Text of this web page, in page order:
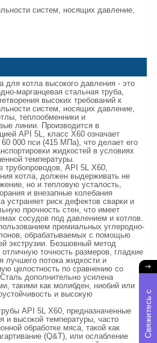
систем, носящих давление,
для котла высокого давления - это
марганцевая стальная труба,
высоких требований к
систем, носящих давление,
теплообменники и
линии. Производится в
API 5L, класс X60 означает
000 пси (415 МПа), что делает его
жидкостей в условиях
температуры.
трубопроводов, API 5L X60,
котла, должен выдерживать не
но и тепловую усталость,
и внезапные колебания
риск дефектов сварки и
прочность стен, что имеет
сосудов под давлением и котлов.
премиальных углеродно-
обрабатываемых с помощью
экструзии. Безшовный метод
отличную точность размеров, гладкие
лучшего потока жидкости и
целостность по сравнению со
дополнительно усилена
такими как молибден, ниобий или
и высокую
API 5L X60, предназначенные
и высокой температуры, часто
обработке мяса, такой как
(Q&T), или ослабление
С
в
я
ж
и
е
с
ь
с
н
а
м